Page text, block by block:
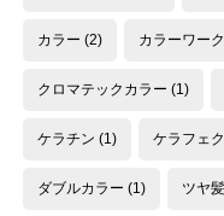
カラー (2) カラーワーク
クロマテックカラー (1)
ケラチン (1) ケラフェ
ダブルカラー (1) ツヤ髪